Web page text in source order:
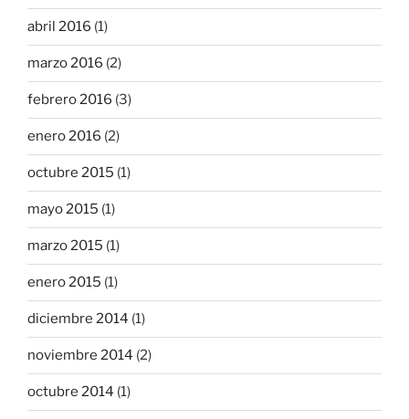
abril 2016 (1)
marzo 2016 (2)
febrero 2016 (3)
enero 2016 (2)
octubre 2015 (1)
mayo 2015 (1)
marzo 2015 (1)
enero 2015 (1)
diciembre 2014 (1)
noviembre 2014 (2)
octubre 2014 (1)